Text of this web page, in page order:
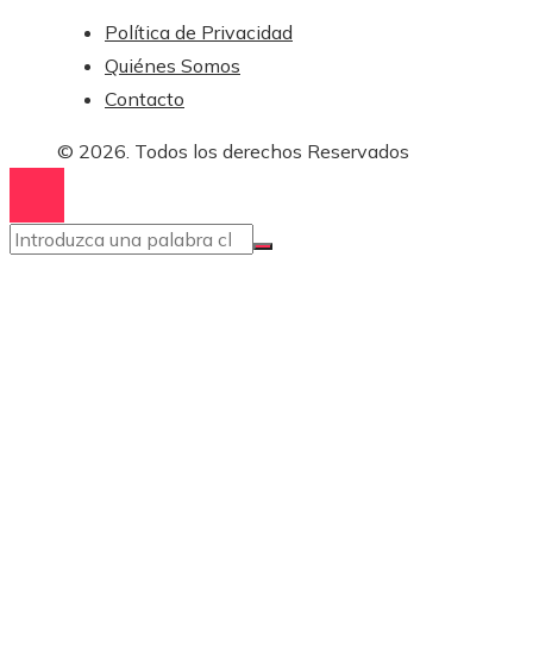
Política de Privacidad
Quiénes Somos
Contacto
© 2026. Todos los derechos Reservados